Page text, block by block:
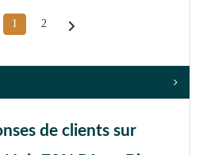
1 2
de clients sur